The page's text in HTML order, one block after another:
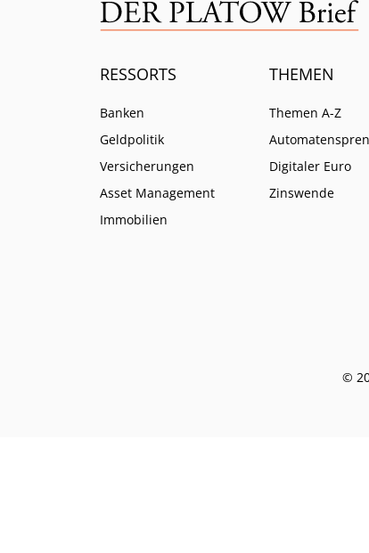
RESSORTS
Banken
Geldpolitik
Versicherungen
Asset Management
Immobilien
THEMEN
Themen A-Z
Digitaler Euro
Zinswende
©